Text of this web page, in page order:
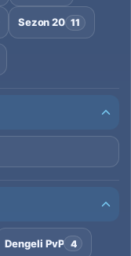
Sezon 20 11
Dengeli PvP 4